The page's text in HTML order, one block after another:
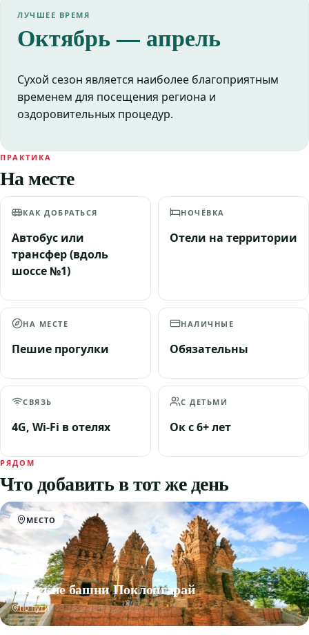
ЛУЧШЕЕ ВРЕМЯ
Октябрь — апрель
Сухой сезон является наиболее благоприятным
временем для посещения региона и
оздоровительных процедур.
ПРАКТИКА
На месте
КАК ДОБРАТЬСЯ
Автобус или
трансфер (вдоль
шоссе №1)
НОЧЁВКА
Отели на территории
НА МЕСТЕ
Пешие прогулки
НАЛИЧНЫЕ
Обязательны
СВЯЗЬ
4G, Wi-Fi в отелях
С ДЕТЬМИ
Ок с 6+ лет
РЯДОМ
Что добавить в тот же день
МЕСТО
Чамские башни Поклонгарай
по пути